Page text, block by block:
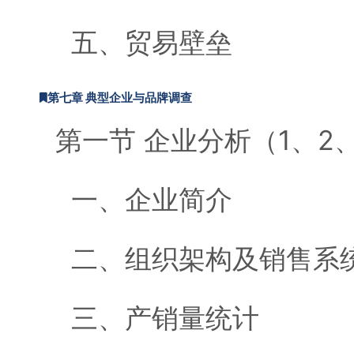
五、贸易壁垒
第七章 典型企业与品牌调查
第一节 企业分析（1、2
一、企业简介
二、组织架构及销售系
三、产销量统计